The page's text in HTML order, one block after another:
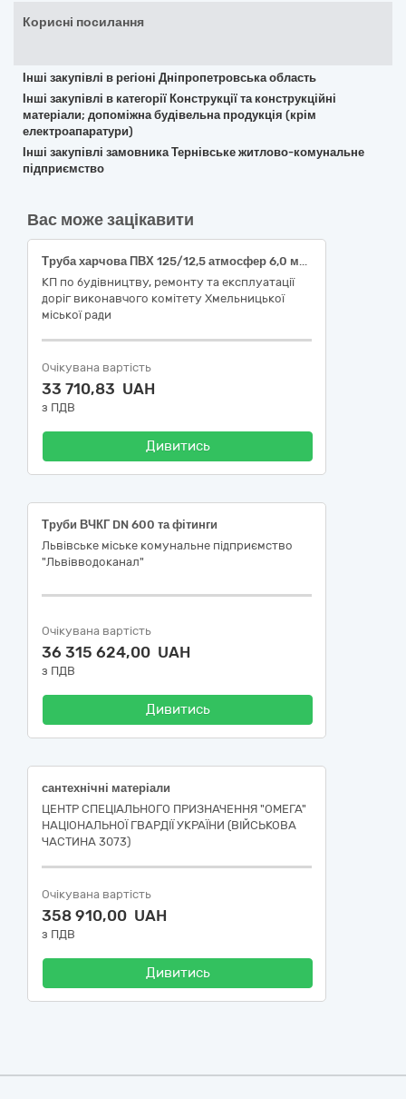
Корисні посилання
Інші закупівлі в регіоні Дніпропетровська область
Інші закупівлі в категорії Конструкції та конструкційні
матеріали; допоміжна будівельна продукція (крім
електроапаратури)
Інші закупівлі замовника Тернівське житлово-комунальне
підприємство
Вас може зацікавити
Труба харчова ПВХ 125/12,5 атмосфер 6,0 мм 3м та фільтр для свердловини 125 ПП+3м труби
КП по будівництву, ремонту та експлуатації
доріг виконавчого комітету Хмельницької
міської ради
Очікувана вартість
33 710,83 UAH
з ПДВ
Дивитись
Труби ВЧКГ DN 600 та фітинги
Львівське міське комунальне підприємство
"Львівводоканал"
Очікувана вартість
36 315 624,00 UAH
з ПДВ
Дивитись
сантехнічні матеріали
ЦЕНТР СПЕЦІАЛЬНОГО ПРИЗНАЧЕННЯ "ОМЕГА"
НАЦІОНАЛЬНОЇ ГВАРДІЇ УКРАЇНИ (ВІЙСЬКОВА
ЧАСТИНА 3073)
Очікувана вартість
358 910,00 UAH
з ПДВ
Дивитись